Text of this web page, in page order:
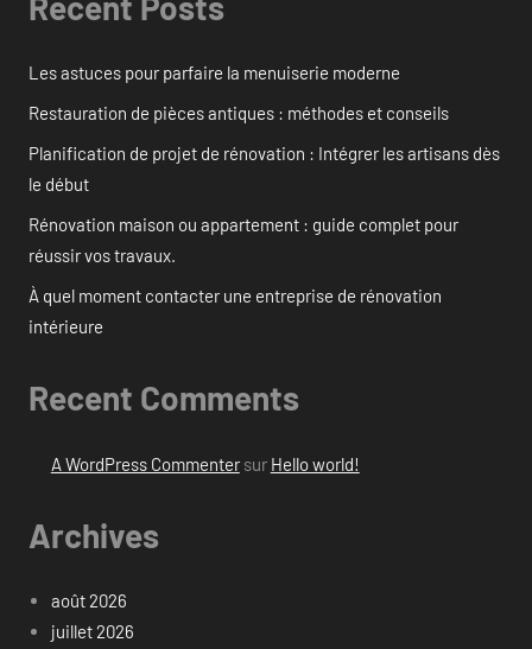
Les astuces pour parfaire la menuiserie moderne
Restauration de pièces antiques : méthodes et conseils
Planification de projet de rénovation : Intégrer les artisans dès
le début
Rénovation maison ou appartement : guide complet pour
réussir vos travaux.
À quel moment contacter une entreprise de rénovation
intérieure
Recent Comments
A WordPress Commentersur Hello world!
Archives
août 2026
juillet 2026